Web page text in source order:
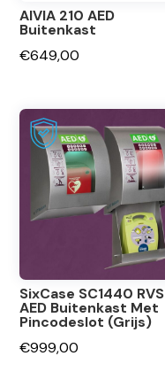
AIVIA 210 AED
Buitenkast
€649,00
SixCase SC1440 RVS
AED Buitenkast Met
Pincodeslot (Grijs)
€999,00